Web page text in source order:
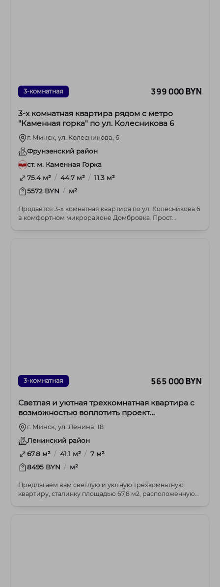
3-комнатная 399 000 BYN
3-х комнатная квартира рядом с метро
"Каменная горка" по ул. Колесникова 6
г. Минск, ул. Колесникова, 6
Фрунзенский район
ст. м. Каменная Горка
75.4 м² / 44.7 м² / 11.3 м²
5572 BYN / м²
Продается 3-х комнатная квартира по ул. Колесникова 6
в комфортном микрорайоне Домбровка. Прост...
3-комнатная 565 000 BYN
Светлая и уютная трехкомнатная квартира с
возможностью воплотить проект
двухярусной квартиры.
г. Минск, ул. Ленина, 18
Ленинский район
67.8 м² / 41.1 м² / 7 м²
8495 BYN / м²
Предлагаем вам светлую и уютную трехкомнатную
квартиру, сталинку площадью 67,8 м2, расположенную